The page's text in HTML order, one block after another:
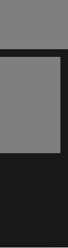
batean irekiko
irekiko da)
batean irekiko
batean irekiko